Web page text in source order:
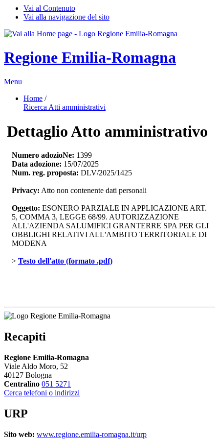
Vai al Contenuto
Vai alla navigazione del sito
Regione Emilia-Romagna
Menu
Home /
Ricerca Atti amministrativi
Dettaglio Atto amministrativo
Numero adozioNe: 1399
Data adozione: 15/07/2025
Num. reg. proposta: DLV/2025/1425
Privacy: Atto non contenente dati personali
Oggetto: ESONERO PARZIALE IN APPLICAZIONE ART.
5, COMMA 3, LEGGE 68/99. AUTORIZZAZIONE
ALL'AZIENDA SALUMIFICI GRANTERRE SPA PER GLI
OBBLIGHI RELATIVI ALL'AMBITO TERRITORIALE DI
MODENA
> Testo dell'atto (formato .pdf)
Recapiti
Regione Emilia-Romagna
Viale Aldo Moro, 52
40127 Bologna
Centralino 051 5271
Cerca telefoni o indirizzi
URP
Sito web: www.regione.emilia-romagna.it/urp